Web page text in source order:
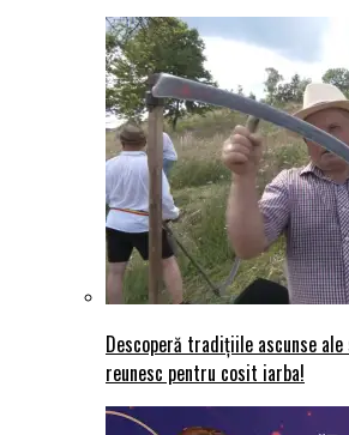
Descoperă tradițiile ascunse
reunesc pentru cosit iarba!